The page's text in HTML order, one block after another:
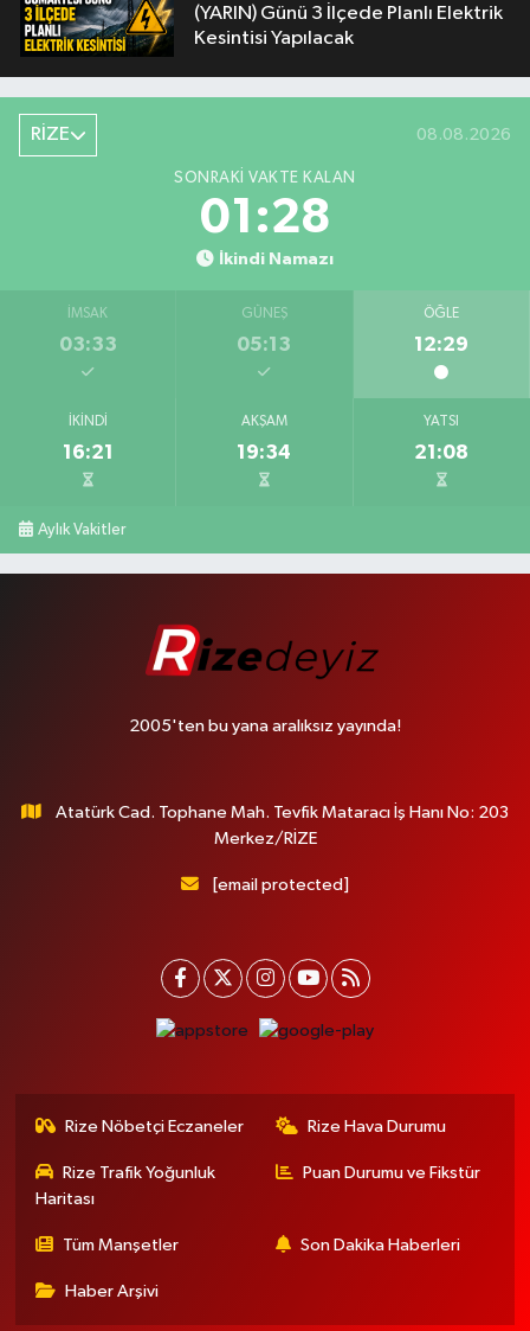
(YARIN) Günü 3 İlçede Planlı Elektrik
Kesintisi Yapılacak
RİZE 08.08.2026
SONRAKI VAKTE KALAN
01:27
İkindi Namazı
İMSAK
03:33
GÜNEŞ
05:13
ÖĞLE
12:29
İKINDI
16:21
AKŞAM
19:34
YATSI
21:08
Aylık Vakitler
2005'ten bu yana aralıksız yayında!
Atatürk Cad. Tophane Mah. Tevfik Mataracı İş Hanı No: 203
Merkez/RİZE
[email protected]
Rize Nöbetçi Eczaneler Rize Hava Durumu
Rize Trafik Yoğunluk
Haritası
Puan Durumu ve Fikstür
Tüm Manşetler Son Dakika Haberleri
Haber Arşivi